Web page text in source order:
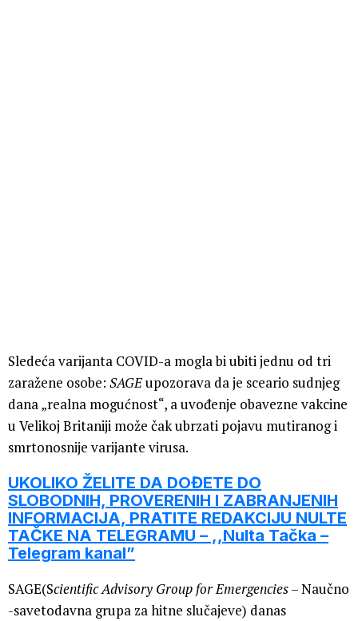
Sledeća varijanta COVID-a mogla bi ubiti jednu od tri
zaražene osobe: SAGEupozorava da je sceario sudnjeg
dana „realna mogućnost“, a uvođenje obavezne vakcine
u Velikoj Britaniji može čak ubrzati pojavu mutiranog i
smrtonosnije varijante virusa.
UKOLIKO ŽELITE DA DOĐETE DO
SLOBODNIH, PROVERENIH I ZABRANJENIH
INFORMACIJA, PRATITE REDAKCIJU NULTE
TAČKE NA TELEGRAMU – ,,Nulta Tačka –
Telegram kanal”
SAGE(Scientific Advisory Group for Emergencies– Naučno
-savetodavna grupa za hitne slučajeve) danas